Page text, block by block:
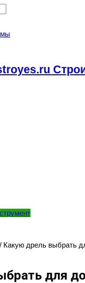
/ Какую дрель выбрать
для